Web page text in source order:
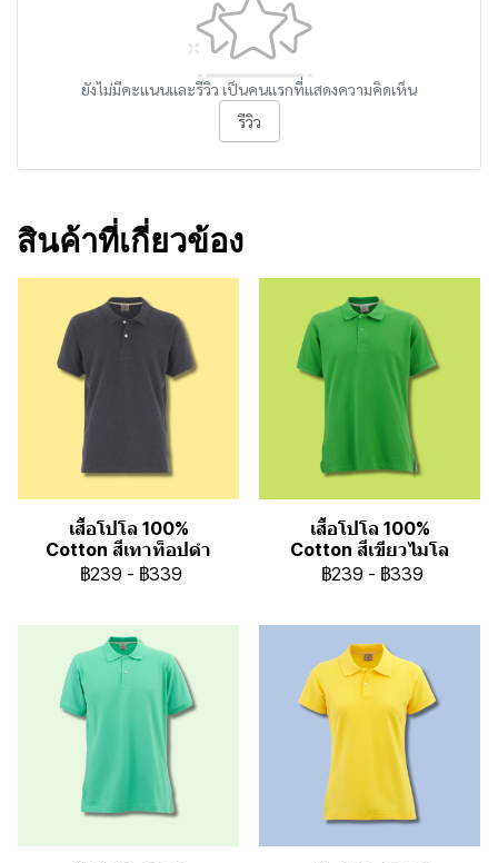
ยังไม่มีคะแนนและรีวิว เป็นคนแรกที่แสดงความคิดเห็น
รีวิว
สินค้าที่เกี่ยวข้อง
เสื้อโปโล 100%
Cotton สีเทาท็อปดำ
฿239 - ฿339
เสื้อโปโล 100%
Cotton สีเขียวไมโล
฿239 - ฿339